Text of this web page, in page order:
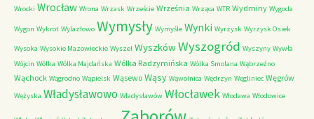
Wrocki Wrocław Wrona Wrzask Wrzeście Września Wrząca WTR Wydminy Wygoda
Wygon Wykrot Wylazłowo Wymysły Wymyśle Wynki Wyrzysk Wyrzysk Osiek
Wysoka Wysokie Mazowieckie Wyszel WyszkówWyszogród Wyszyny Wywła
Wójcin Wólka Wólka Majdańska Wólka Radzymińska Wólka Smolana Wąbrzeźno
Wąchock Wągrodno Wąpielsk Wąsewo Wąsy Wąwolnica Wędrzyn Węgliniec Węgrów
Wężyska Władysławowo Władysławów Włocławek Włodawa Włodowice